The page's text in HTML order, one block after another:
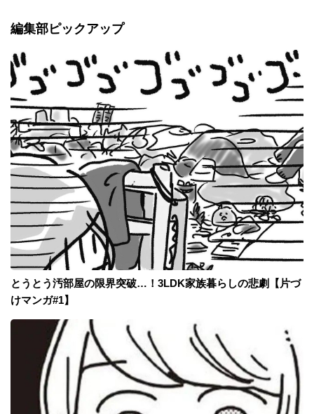
編集部ピックアップ
とうとう汚部屋の限界突破…！3LDK家族暮らしの悲劇【片づ
けマンガ#1】